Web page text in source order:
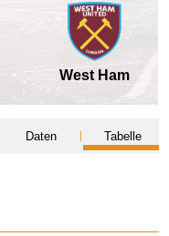
West Ham
Daten Tabelle